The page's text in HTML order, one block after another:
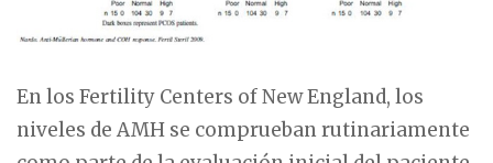
En los Fertility Centers of New England, los
niveles de AMH se comprueban rutinariamente